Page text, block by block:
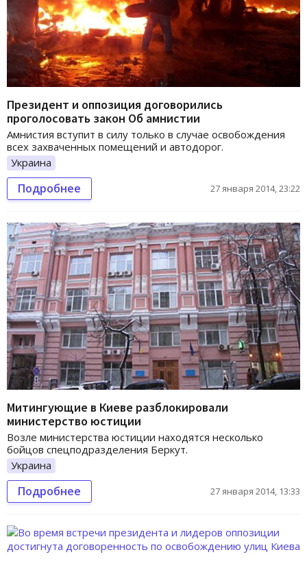
Президент и оппозиция договорились
проголосовать закон Об амнистии
Амнистия вступит в силу только в случае освобождения
всех захваченных помещений и автодорог.
Украина
Подробнее 27 января 2014, 23:22
Митингующие в Киеве разблокировали
министерство юстиции
Возле министерства юстиции находятся несколько
бойцов спецподразделения Беркут.
Украина
Подробнее 27 января 2014, 13:33